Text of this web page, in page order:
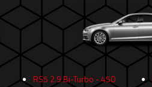
RS5 2.9 Bi-Turbo - 450